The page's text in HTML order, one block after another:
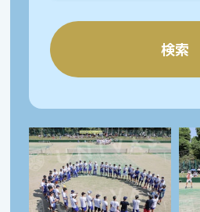
検索